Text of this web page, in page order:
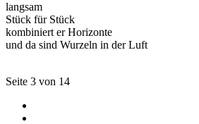
langsam
Stück für Stück
kombiniert er Horizonte
und da sind Wurzeln in der Luft
Seite 3 von 14